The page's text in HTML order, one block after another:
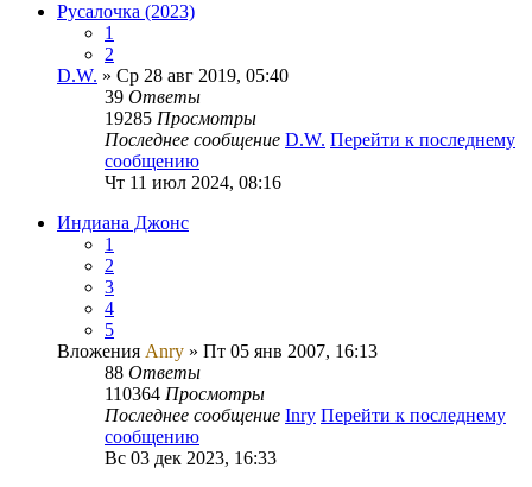
Русалочка (2023)
1
2
D.W. » Ср 28 авг 2019, 05:40
39 Ответы
19285 Просмотры
Последнее сообщение D.W. Перейти к последнему
сообщению
Чт 11 июл 2024, 08:16
Индиана Джонс
1
2
3
4
5
Вложения Anry » Пт 05 янв 2007, 16:13
88 Ответы
110364 Просмотры
Последнее сообщение Inry Перейти к последнему
сообщению
Вс 03 дек 2023, 16:33